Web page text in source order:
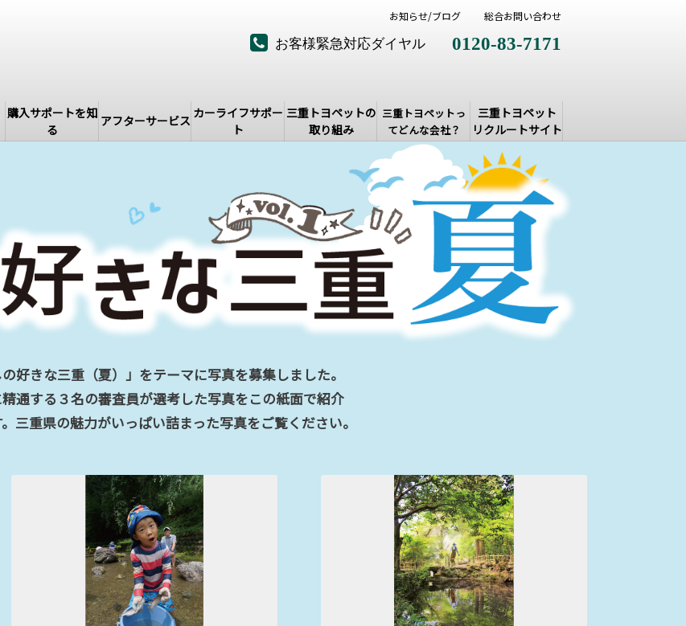
お客様緊急対応ダイヤル 0120-83-7171
購入サポートを知
る
アフターサービス カーライフサポー
ト
三重トヨペットの
取り組み
三重トヨペットっ
てどんな会社？
三重トヨペット
リクルートサイト
お知らせ/ブログ 総合お問い合わせ
の好きな三重（夏）」をテーマに写真を募集しました。
通する３名の審査員が選考した写真をこの紙面で紹介
。三重県の魅力がいっぱい詰まった写真をご覧ください。